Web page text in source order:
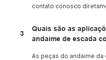
contato conosco
3
Quais são as
andaime de escada
As peças do andaime